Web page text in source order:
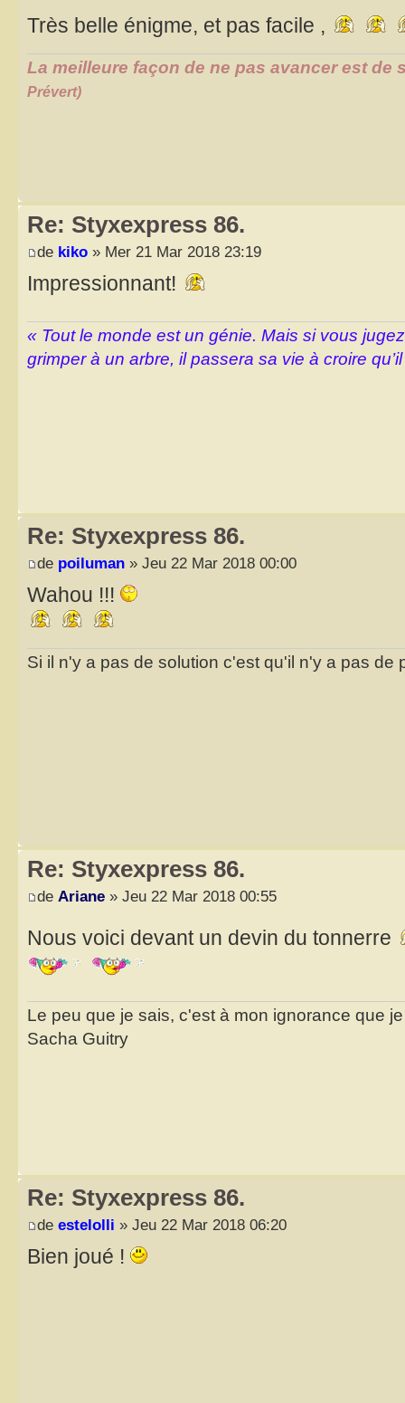
Très belle énigme, et pas facile ,
La meilleure façon de ne pas avancer est de
Prévert)
Re: Styxexpress 86.
de kiko » Mer 21 Mar 2018 23:19
Impressionnant!
« Tout le monde est un génie. Mais si vous
grimper à un arbre, il passera sa vie à croire
Re: Styxexpress 86.
de poiluman » Jeu 22 Mar 2018 00:00
Wahou !!!
Si il n'y a pas de solution c'est qu'il n'y a pas de
Re: Styxexpress 86.
de Ariane » Jeu 22 Mar 2018 00:55
Nous voici devant un devin du tonnerre
Le peu que je sais, c'est à mon ignorance que
Sacha Guitry
Re: Styxexpress 86.
de estelolli » Jeu 22 Mar 2018 06:20
Bien joué !